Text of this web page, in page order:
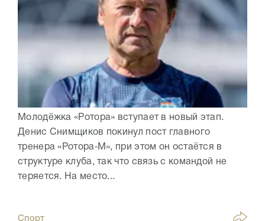
Молодёжка «Ротора» вступает в новый этап.
Денис Снимщиков покинул пост главного
тренера «Ротора‑М», при этом он остаётся в
структуре клуба, так что связь с командой не
теряется. На место...
Спорт